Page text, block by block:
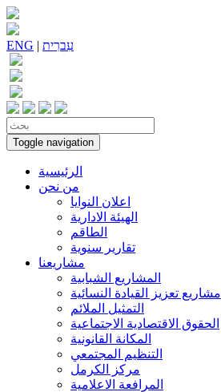
ENG | עִברִית
Toggle navigation
الرئيسية
من نحن
اعلان النوايا
الهيئة الادارية
الطاقم
تقارير سنوية
مشاريعنا
المشاريع الشبابية
مشاريع تعزيز القيادة النسائية
التمثيل الملائم
الحقوق الاقتصادية الاجتماعية
المكانة القانونية
التنظيم المجتمعي
مركز الكرمل
المرافعة الاعلامية